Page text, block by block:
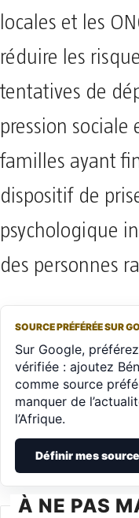
locales et les
réduire les
tentatives de
pression sociale
familles ayant
dispositif de
psychologique
des personnes
SOURCE PRÉFÉRÉE SUR
Sur Google,
vérifiée : ajoutez
comme source
manquer de
l’Afrique.
Définir mes
À NE PAS